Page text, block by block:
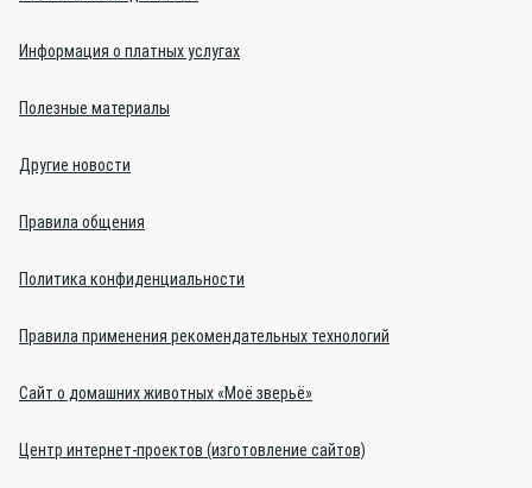
Информация о платных услугах
Полезные материалы
Другие новости
Правила общения
Политика конфиденциальности
Правила применения рекомендательных технологий
Сайт о домашних животных «Моё зверьё»
Центр интернет-проектов (изготовление сайтов)